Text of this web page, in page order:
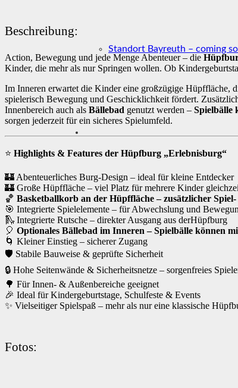
Standort Bayreuth – coming
Beschreibung:
Action, Bewegung und jede Menge Abenteuer – die
Kinder, die mehr als nur Springen wollen. Ob
Im Inneren erwartet die Kinder eine großzügige Hüpffläche,
spielerisch Bewegung und Geschicklichkeit fördert.
Innenbereich auch als Bällebad genutzt werden – Spielbälle
sorgen jederzeit für ein sicheres Spielumfeld.
⭐ Highlights & Features der Hüpfburg „Erlebnisburg“
🏰 Abenteuerliches Burg-Design – ideal für kleine Entdecker
🏰 Große Hüpffläche – viel Platz für mehrere Kinder
🏀 Basketballkorb an der Hüpffläche – zusätzlicher
🎯 Integrierte Spielelemente – für Abwechslung und
🛝 Integrierte Rutsche – direkter Ausgang aus derHüpfburg
🎈 Optionales Bällebad im Inneren – Spielbälle können
🌀 Kleiner Einstieg – sicherer Zugang
🛡️ Stabile Bauweise & geprüfte Sicherheit
🔒 Hohe Seitenwände & Sicherheitsnetze – sorgenfreies
🌳 Für Innen- & Außenbereiche geeignet
🎉 Ideal für Kindergeburtstage, Schulfeste & Events
✨ Vielseitiger Spielspaß – mehr als nur eine klassische
Fotos: